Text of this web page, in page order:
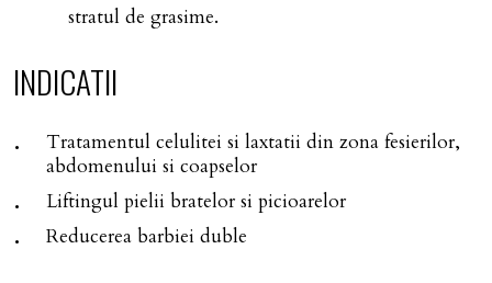
stratul de grasime.
INDICATII
Tratamentul celulitei si laxtatii din zona fesierilor,
abdomenului si coapselor
Liftingul pielii bratelor si picioarelor
Reducerea barbiei duble